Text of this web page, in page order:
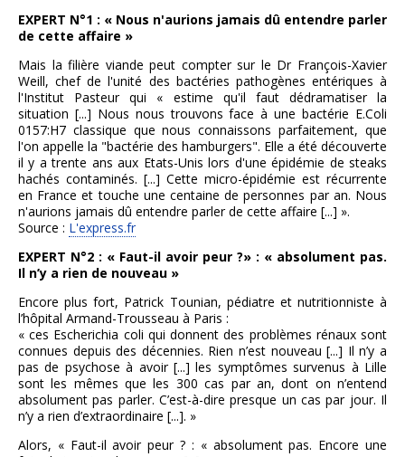
EXPERT N°1 : « Nous n'aurions jamais dû entendre parler
de cette affaire »
Mais la filière viande peut compter sur le Dr François-Xavier
Weill, chef de l'unité des bactéries pathogènes entériques à
l'Institut Pasteur qui « estime qu'il faut dédramatiser la
situation [...] Nous nous trouvons face à une bactérie E.Coli
0157:H7 classique que nous connaissons parfaitement, que
l'on appelle la "bactérie des hamburgers". Elle a été découverte
il y a trente ans aux Etats-Unis lors d'une épidémie de steaks
hachés contaminés. [...] Cette micro-épidémie est récurrente
en France et touche une centaine de personnes par an. Nous
n'aurions jamais dû entendre parler de cette affaire [...] ».
Source : L'express.fr
EXPERT N°2 : « Faut-il avoir peur ?» : « absolument pas.
Il n’y a rien de nouveau »
Encore plus fort, Patrick Tounian, pédiatre et nutritionniste à
l’hôpital Armand-Trousseau à Paris :
« ces Escherichia coli qui donnent des problèmes rénaux sont
connues depuis des décennies. Rien n’est nouveau [...] Il n’y a
pas de psychose à avoir [...] les symptômes survenus à Lille
sont les mêmes que les 300 cas par an, dont on n’entend
absolument pas parler. C’est-à-dire presque un cas par jour. Il
n’y a rien d’extraordinaire [...]. »
Alors, « Faut-il avoir peur ? : « absolument pas. Encore une